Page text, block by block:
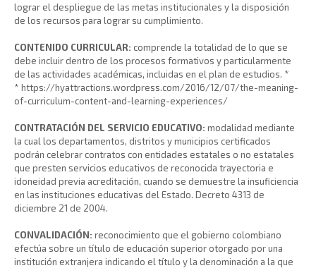
lograr el despliegue de las metas institucionales y la disposición
de los recursos para lograr su cumplimiento.
CONTENIDO CURRICULAR: comprende la totalidad de lo que se
debe incluir dentro de los procesos formativos y particularmente
de las actividades académicas, incluidas en el plan de estudios. *
* https://hyattractions.wordpress.com/2016/12/07/the-meaning-
of-curriculum-content-and-learning-experiences/
CONTRATACIÓN DEL SERVICIO EDUCATIVO: modalidad mediante
la cual los departamentos, distritos y municipios certificados
podrán celebrar contratos con entidades estatales o no estatales
que presten servicios educativos de reconocida trayectoria e
idoneidad previa acreditación, cuando se demuestre la insuficiencia
en las instituciones educativas del Estado. Decreto 4313 de
diciembre 21 de 2004.
CONVALIDACIÓN: reconocimiento que el gobierno colombiano
efectúa sobre un título de educación superior otorgado por una
institución extranjera indicando el título y la denominación a la que